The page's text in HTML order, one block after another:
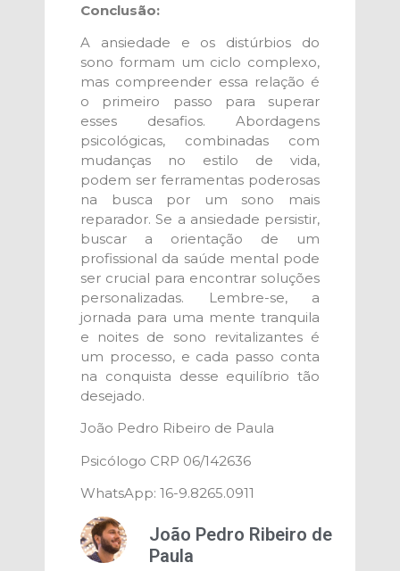
Conclusão:
A ansiedade e os distúrbios do
sono formam um ciclo complexo,
mas compreender essa relação é
o primeiro passo para superar
esses desafios. Abordagens
psicológicas, combinadas com
mudanças no estilo de vida,
podem ser ferramentas poderosas
na busca por um sono mais
reparador. Se a ansiedade persistir,
buscar a orientação de um
profissional da saúde mental pode
ser crucial para encontrar soluções
personalizadas. Lembre-se, a
jornada para uma mente tranquila
e noites de sono revitalizantes é
um processo, e cada passo conta
na conquista desse equilíbrio tão
desejado.
João Pedro Ribeiro de Paula
Psicólogo CRP 06/142636
WhatsApp: 16-9.8265.0911
João Pedro Ribeiro de
Paula